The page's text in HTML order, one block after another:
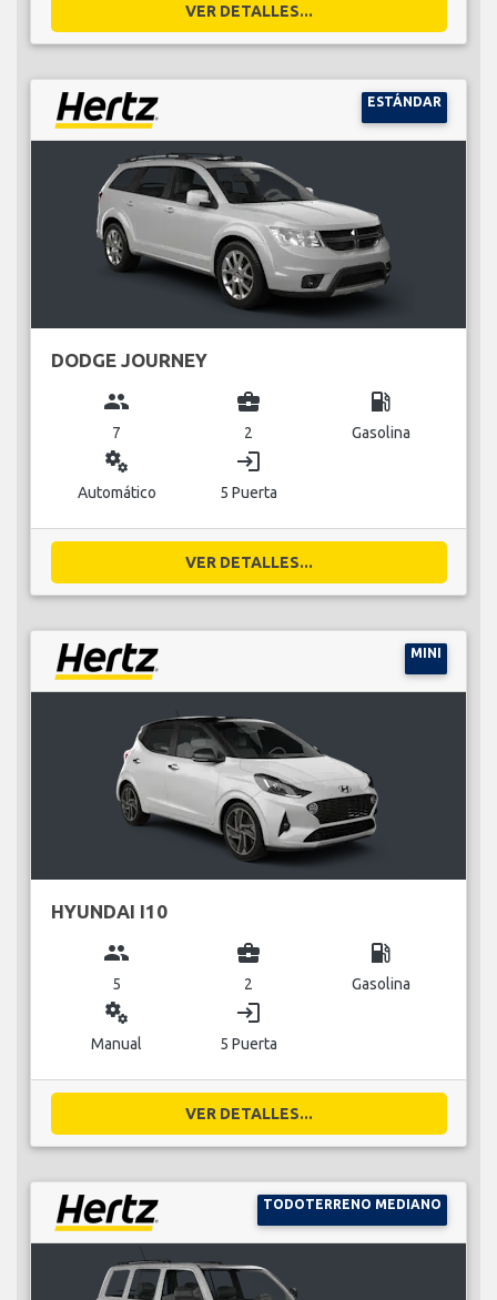
VER DETALLES...
ESTÁNDAR
DODGE JOURNEY
group
7
business_center
2
local_gas_station
Gasolina
miscellaneous_services
Automático
login
5 Puerta
VER DETALLES...
MINI
HYUNDAI I10
group
5
business_center
2
local_gas_station
Gasolina
miscellaneous_services
Manual
login
5 Puerta
VER DETALLES...
TODOTERRENO MEDIANO